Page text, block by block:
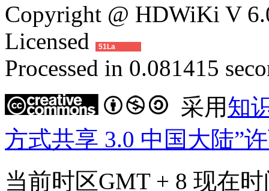
Copyright @ HDWiKi V
Licensed
51La
Processed in 0.081415
采用知
方式共享 3.0 中国大陆”
当前时区GMT + 8 现在